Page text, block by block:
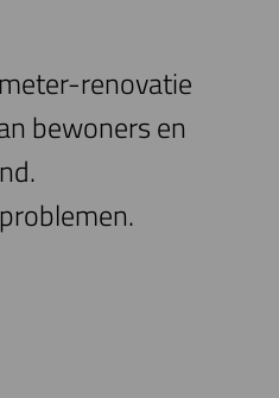
renovatie
bewoners en